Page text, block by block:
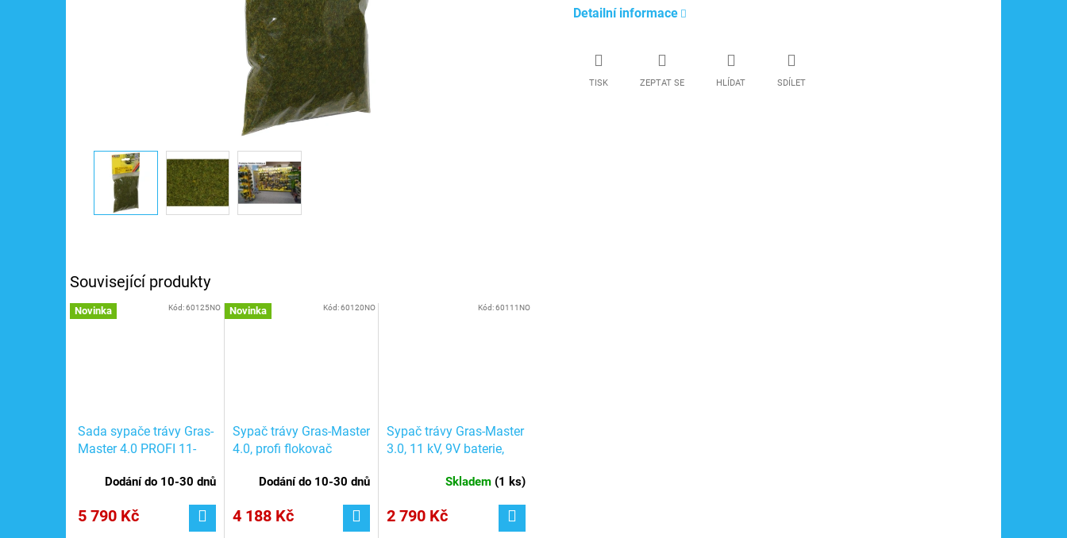
Detailní informace
TISK ZEPTAT SE HLÍDAT SDÍLET
Související produkty
Novinka
Sada sypače trávy Gras-
Master 4.0 PROFI 11-
NOCH 60125
Dodání do 10-30 dnů
5 790 Kč
Kód:60125NO Novinka
Sypač trávy Gras-Master
4.0, profi flokovač
NOCH 60120
Dodání do 10-30 dnů
4 188 Kč
Kód:60120NO
Sypač trávy Gras-Master
3.0, 11 kV, 9V baterie,
Skladem (1 ks)
2 790 Kč
Kód:60111NO